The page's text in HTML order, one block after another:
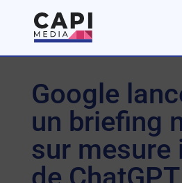
Google
un briefing
sur mesure